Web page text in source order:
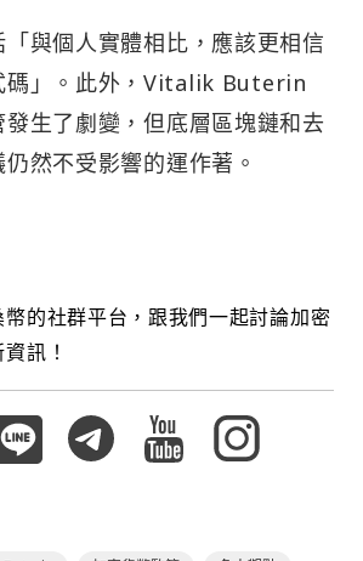
與個人實體相比，應該更相信
碼」。此外，Vitalik Buterin
生了劇變，但底層區塊鏈和去
然不受影響的運作著。
幣的社群平台，跟我們一起討論加密
訊！